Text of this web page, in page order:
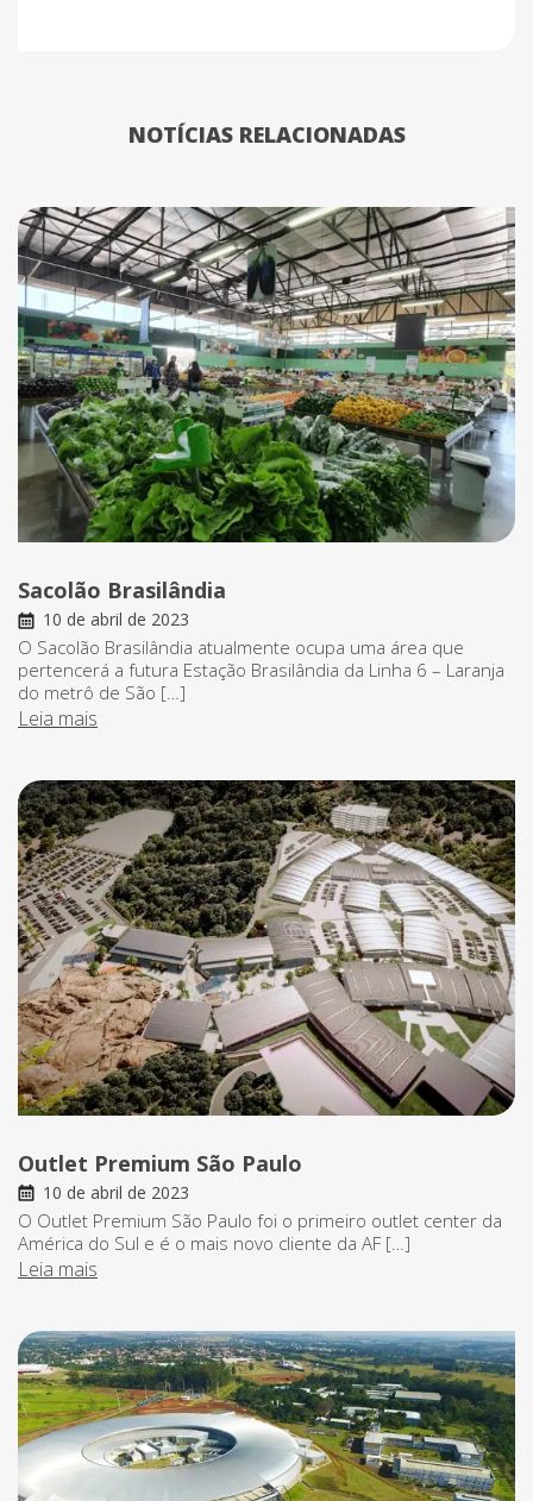
NOTÍCIAS RELACIONADAS
Sacolão Brasilândia
10 de abril de 2023
O Sacolão Brasilândia atualmente ocupa uma área que
pertencerá a futura Estação Brasilândia da Linha 6 – Laranja
do metrô de São […]
Leia mais
Outlet Premium São Paulo
10 de abril de 2023
O Outlet Premium São Paulo foi o primeiro outlet center da
América do Sul e é o mais novo cliente da AF […]
Leia mais